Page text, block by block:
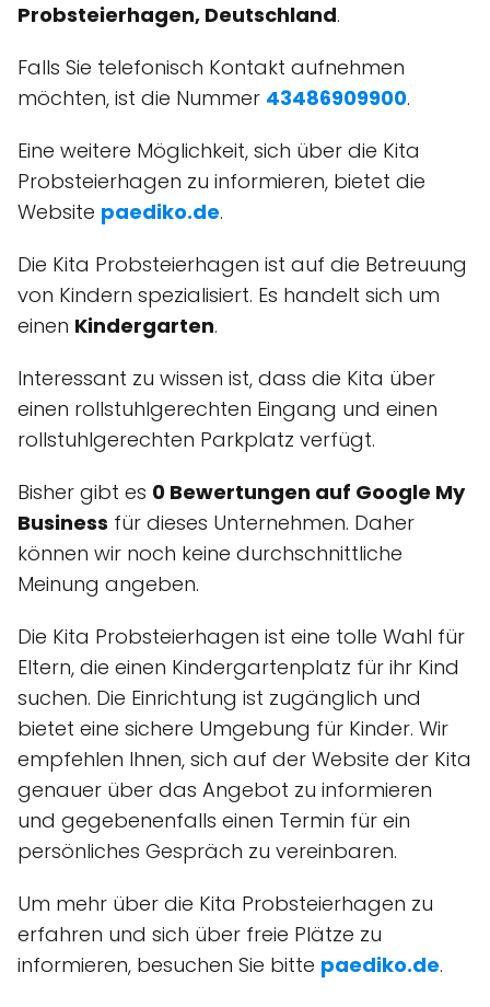
Probsteierhagen, Deutschland.
Falls Sie telefonisch Kontakt aufnehmen
möchten, ist die Nummer 43486909900.
Eine weitere Möglichkeit, sich über die Kita
Probsteierhagen zu informieren, bietet die
Website paediko.de.
Die Kita Probsteierhagen ist auf die Betreuung
von Kindern spezialisiert. Es handelt sich um
einen Kindergarten.
Interessant zu wissen ist, dass die Kita über
einen rollstuhlgerechten Eingang und einen
rollstuhlgerechten Parkplatz verfügt.
Bisher gibt es 0 Bewertungen auf Google My
Business für dieses Unternehmen. Daher
können wir noch keine durchschnittliche
Meinung angeben.
Die Kita Probsteierhagen ist eine tolle Wahl für
Eltern, die einen Kindergartenplatz für ihr Kind
suchen. Die Einrichtung ist zugänglich und
bietet eine sichere Umgebung für Kinder. Wir
empfehlen Ihnen, sich auf der Website der Kita
genauer über das Angebot zu informieren
und gegebenenfalls einen Termin für ein
persönliches Gespräch zu vereinbaren.
Um mehr über die Kita Probsteierhagen zu
erfahren und sich über freie Plätze zu
informieren, besuchen Sie bitte paediko.de.